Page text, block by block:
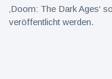
‚Doom: The Dark Ages‘
veröffentlicht werden.